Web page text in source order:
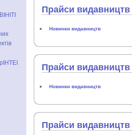
Прайси видавництв
Новинки видавництв
Прайси видавництв
Новинки видавництв
Прайси видавництв